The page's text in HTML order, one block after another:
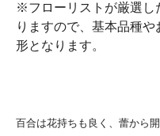
※フローリストが厳選し
りますので、基本品種や
形となります。
百合は花持ちも良く、蕾から